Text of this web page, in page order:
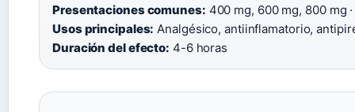
Presentaciones comunes: 400 mg, 600 mg, 800 mg ·
Usos principales: Analgésico, antiinflamatorio,
Duración del efecto: 4-6 horas